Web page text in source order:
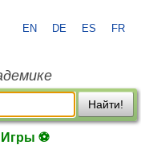
EN DE ES FR
Найти!
Игры ⚽